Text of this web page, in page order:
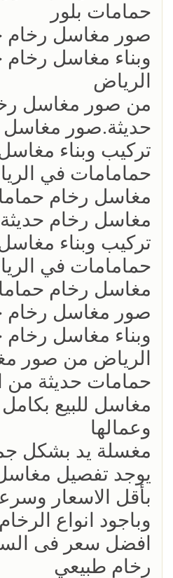
حمامات بلور
صور مغاسل رخام
وبناء مغاسل
الرياض
من صور مغاسل
حديثة.صور مغاسل
تركيب وبناء
حمامامات في
مغاسل رخام
مغاسل رخام حديثة
تركيب وبناء
حمامامات في
مغاسل رخام
صور مغاسل رخام
وبناء مغاسل
الرياض من صور
حمامات حديثة من
مغاسل للبيع بكامل
وعمالها
مغسلة يد بشكل
يوجد تفصيل
بأقل الاسعار
وباجود انواع
افضل سعر فى
رخام طبيعي